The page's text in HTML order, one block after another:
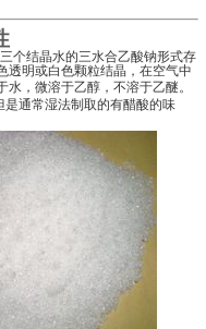
个结晶水的三水合乙酸钠形式存
透明或白色颗粒结晶，在空气中
水，微溶于乙醇，不溶于乙醚。
是通常湿法制取的有醋酸的味